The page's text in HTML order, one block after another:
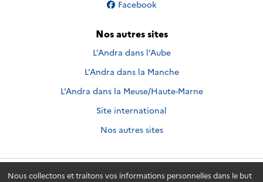
Nous collectons et traitons vos informations personnelles dans le but
Nous suivre sur
Facebook
Nos autres sites
L'Andra dans l'Aube
L'Andra dans la Manche
L'Andra dans la Meuse/Haute-Marne
Site international
Nos autres sites
Andra.fr © 2026 - Andra. Tous droits réservés.